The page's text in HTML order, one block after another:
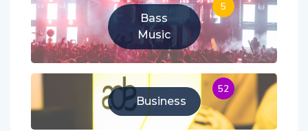
Bass
Music
5
Business
52